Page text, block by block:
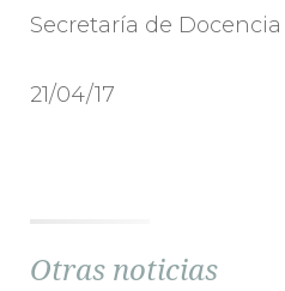
Secretaría de Docencia
21/04/17
Otras noticias